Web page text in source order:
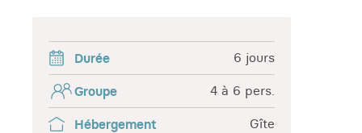
Durée 6 jours
Groupe 4 à 6 pers.
Hébergement Gîte